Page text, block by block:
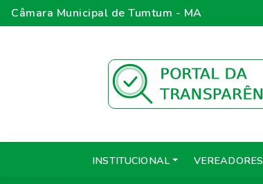
Câmara Municipal de Tumtum - MA
INSTITUCIONAL VEREADORES